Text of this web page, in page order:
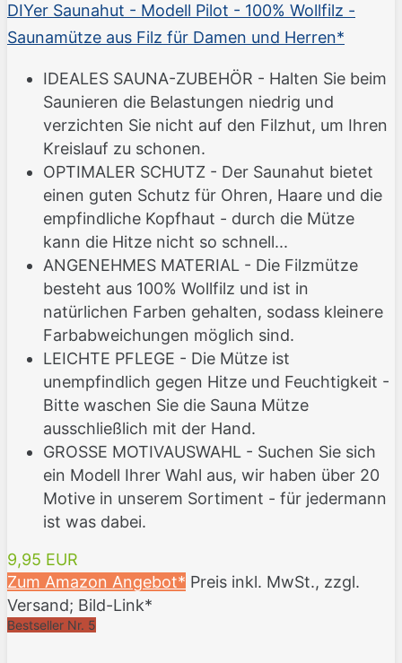
DIYer Saunahut - Modell Pilot - 100% Wollfilz -
Saunamütze aus Filz für Damen und Herren*
IDEALES SAUNA-ZUBEHÖR - Halten Sie beim
Saunieren die Belastungen niedrig und
verzichten Sie nicht auf den Filzhut, um Ihren
Kreislauf zu schonen.
OPTIMALER SCHUTZ - Der Saunahut bietet
einen guten Schutz für Ohren, Haare und die
empfindliche Kopfhaut - durch die Mütze
kann die Hitze nicht so schnell...
ANGENEHMES MATERIAL - Die Filzmütze
besteht aus 100% Wollfilz und ist in
natürlichen Farben gehalten, sodass kleinere
Farbabweichungen möglich sind.
LEICHTE PFLEGE - Die Mütze ist
unempfindlich gegen Hitze und Feuchtigkeit -
Bitte waschen Sie die Sauna Mütze
ausschließlich mit der Hand.
GROSSE MOTIVAUSWAHL - Suchen Sie sich
ein Modell Ihrer Wahl aus, wir haben über 20
Motive in unserem Sortiment - für jedermann
ist was dabei.
9,95 EUR
Zum Amazon Angebot* Preis inkl. MwSt., zzgl.
Versand; Bild-Link*
Bestseller Nr. 5